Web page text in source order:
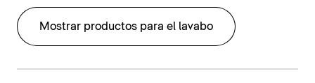
Mostrar productos para el lavabo